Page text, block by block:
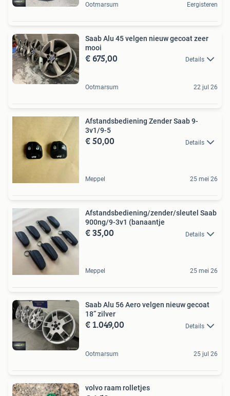
Ootmarsum Eergisteren
Saab Alu 45 velgen nieuw gecoat zeer
mooi
€ 675,00 Details
Ootmarsum 22 jul 26
Afstandsbediening Zender Saab 9-
3v1/9-5
€ 50,00 Details
Meppel 25 mei 26
Afstandsbediening/zender/sleutel Saab
900ng/9-3v1 (banaantje
€ 35,00 Details
Meppel 25 mei 26
Saab Alu 56 Aero velgen nieuw gecoat
18” zilver
€ 1.049,00 Details
Ootmarsum 25 jul 26
volvo raam rolletjes